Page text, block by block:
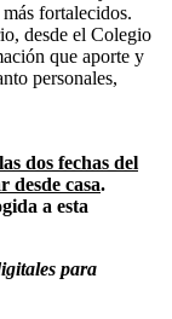
fortalecidos.
desde el Colegio
que aporte y
personales,
dos fechas del
desde casa.
a esta
para